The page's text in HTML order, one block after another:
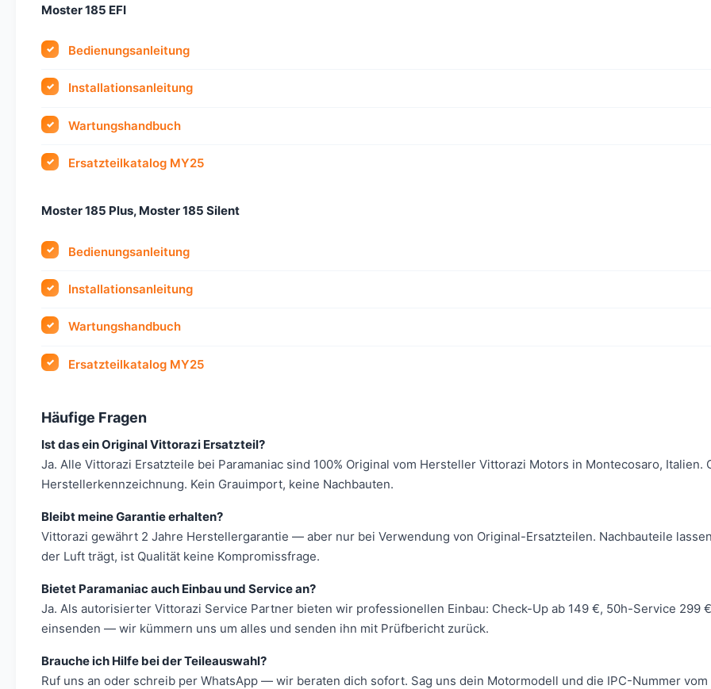
Moster 185 EFI
Bedienungsanleitung
Installationsanleitung
Wartungshandbuch
Ersatzteilkatalog MY25
Moster 185 Plus, Moster 185 Silent
Bedienungsanleitung
Installationsanleitung
Wartungshandbuch
Ersatzteilkatalog MY25
Häufige Fragen
Ist das ein Original Vittorazi Ersatzteil?
Ja. Alle Vittorazi Ersatzteile bei Paramaniac sind 100% Original vom Hersteller Vittorazi Motors in Montecosaro,
Herstellerkennzeichnung. Kein Grauimport, keine Nachbauten.
Bleibt meine Garantie erhalten?
Vittorazi gewährt 2 Jahre Herstellergarantie — aber nur bei Verwendung von Original-Ersatzteilen. Nachbauteile
der Luft trägt, ist Qualität keine Kompromissfrage.
Bietet Paramaniac auch Einbau und Service an?
Ja. Als autorisierter Vittorazi Service Partner bieten wir professionellen Einbau: Check-Up ab 149 €, 50h-Service 299
einsenden — wir kümmern uns um alles und senden ihn mit Prüfbericht zurück.
Brauche ich Hilfe bei der Teileauswahl?
Ruf uns an oder schreib per WhatsApp — wir beraten dich sofort. Sag uns dein Motormodell und die IPC-Nummer